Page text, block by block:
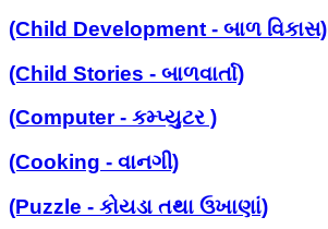
(Child Development - બાળ વિકાસ)
(Child Stories - બાળવાર્તા)
(Computer - કમ્પ્યુટર )
(Cooking - વાનગી)
(Puzzle - કોયડા તથા ઉખાણાં)